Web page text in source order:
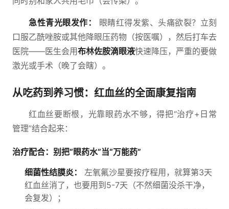
急性青光眼发作：
眼睛红得发紫、头痛欲裂？立刻
口服乙酰唑胺或其他降眼压药物（按医嘱），然后打车去
医院——医生会用布林佐胺滴眼液快速降压，严重的要做
激光或手术（晚了会瞎）。
从吃药到养习惯：红血丝的全面康复指南
红血丝要断根，光靠眼药水不够，得把“治疗+日常
管理”结合起来：
治疗配合：别把“眼药水”当“万能药”
细菌性结膜炎：
左氧氟沙星要按疗程用，就算第3天
红血丝消了，也要用到5-7天（不然细菌没杀干净，
会复发）；